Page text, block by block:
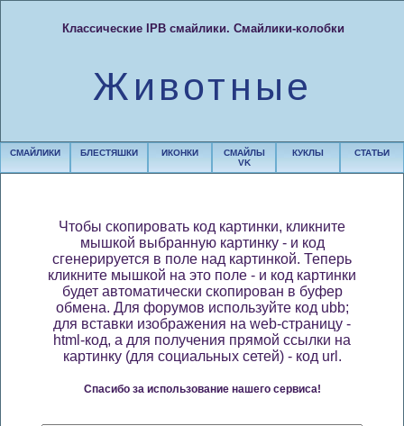
Классические IPB смайлики. Смайлики-колобки
Животные
СМАЙЛИКИ БЛЕСТЯШКИ ИКОНКИ
СМАЙЛЫ
VK
КУКЛЫ СТАТЬИ
Чтобы скопировать код картинки, кликните
мышкой выбранную картинку - и код
сгенерируется в поле над картинкой. Теперь
кликните мышкой на это поле - и код картинки
будет автоматически скопирован в буфер
обмена. Для форумов используйте код ubb;
для вставки изображения на web-страницу -
html-код, а для получения прямой ссылки на
картинку (для социальных сетей) - код url.
Спасибо за использование нашего сервиса!